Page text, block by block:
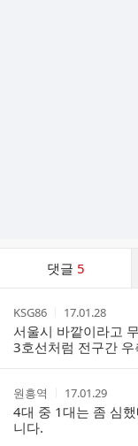
댓글 5
트
작
성
자
KSG86
작
성
시
간
17.01.28
서울시 바깥이라고
3호선처럼 전구간
작
성
자
원흥역
작
성
시
17.01.29
4대 중 1대는 좀 심
니다.